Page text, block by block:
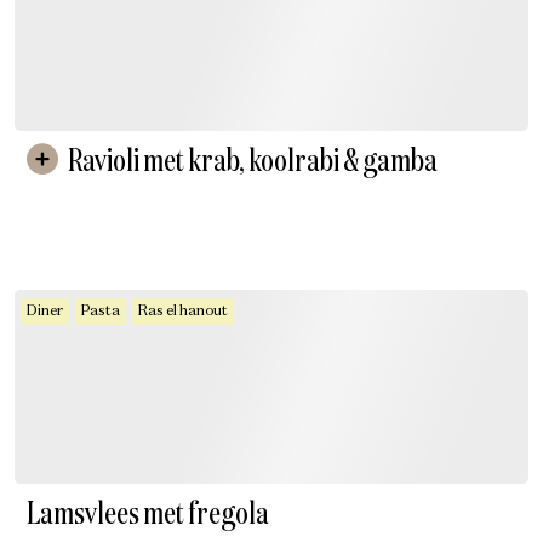
Ravioli met krab, koolrabi & gamba
Diner Pasta Ras el hanout
Lamsvlees met fregola